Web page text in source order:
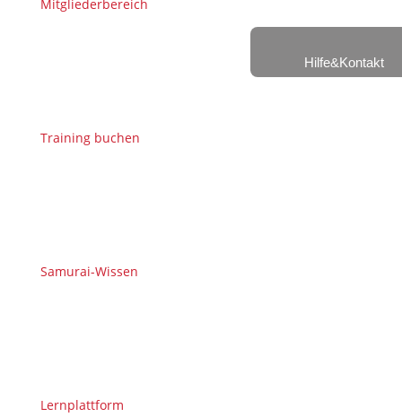
Mitgliederbereich
Training buchen
Samurai-Wissen
Lernplattform
Hilfe&Kontakt